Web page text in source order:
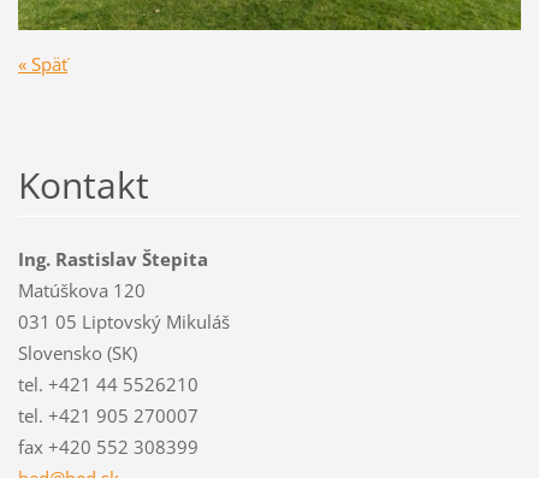
« Späť
Kontakt
Ing. Rastislav Štepita
Matúškova 120
031 05 Liptovský Mikuláš
Slovensko (SK)
tel. +421 44 5526210
tel. +421 905 270007
fax +420 552 308399